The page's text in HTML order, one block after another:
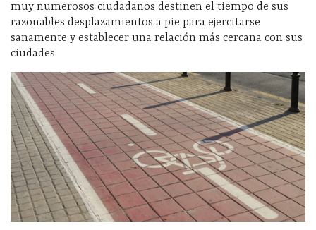
muy numerosos ciudadanos destinen el tiempo de sus
razonables desplazamientos a pie para ejercitarse
sanamente y establecer una relación más cercana con sus
ciudades.